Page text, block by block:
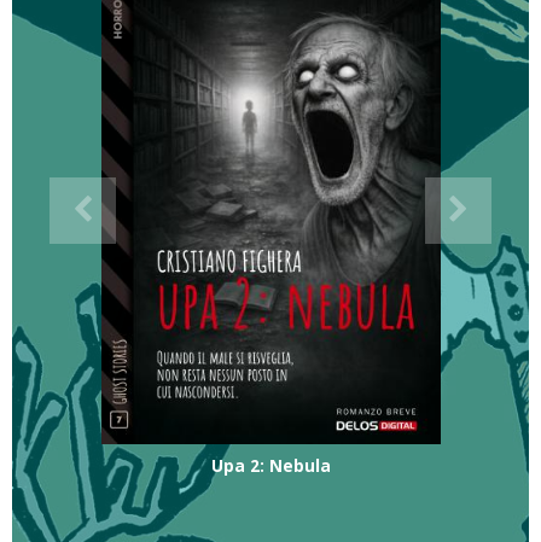
Upa 2: Nebula